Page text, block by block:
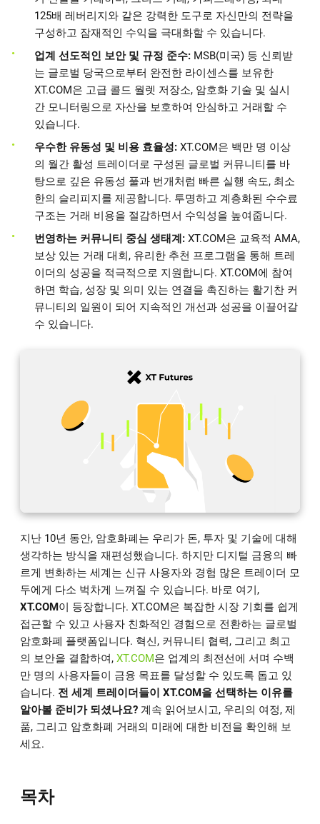
125배 레버리지와 같은 강력한 도구로 자신만의 전략을
구성하고 잠재적인 수익을 극대화할 수 있습니다.
업계 선도적인 보안 및 규정 준수: MSB(미국) 등 신뢰받
는 글로벌 당국으로부터 완전한 라이센스를 보유한
XT.COM은 고급 콜드 월렛 저장소, 암호화 기술 및 실시
간 모니터링으로 자산을 보호하여 안심하고 거래할 수
있습니다.
우수한 유동성 및 비용 효율성: XT.COM은 백만 명 이상
의 월간 활성 트레이더로 구성된 글로벌 커뮤니티를 바
탕으로 깊은 유동성 풀과 번개처럼 빠른 실행 속도, 최소
한의 슬리피지를 제공합니다. 투명하고 계층화된 수수료
구조는 거래 비용을 절감하면서 수익성을 높여줍니다.
번영하는 커뮤니티 중심 생태계: XT.COM은 교육적 AMA,
보상 있는 거래 대회, 유리한 추천 프로그램을 통해 트레
이더의 성공을 적극적으로 지원합니다. XT.COM에 참여
하면 학습, 성장 및 의미 있는 연결을 촉진하는 활기찬 커
뮤니티의 일원이 되어 지속적인 개선과 성공을 이끌어갈
수 있습니다.
지난 10년 동안, 암호화폐는 우리가 돈, 투자 및 기술에 대해
생각하는 방식을 재편성했습니다. 하지만 디지털 금융의 빠
르게 변화하는 세계는 신규 사용자와 경험 많은 트레이더 모
두에게 다소 벅차게 느껴질 수 있습니다. 바로 여기,
XT.COM이 등장합니다. XT.COM은 복잡한 시장 기회를 쉽게
접근할 수 있고 사용자 친화적인 경험으로 전환하는 글로벌
암호화폐 플랫폼입니다. 혁신, 커뮤니티 협력, 그리고 최고
의 보안을 결합하여, XT.COM은 업계의 최전선에 서며 수백
만 명의 사용자들이 금융 목표를 달성할 수 있도록 돕고 있
습니다. 전 세계 트레이더들이 XT.COM을 선택하는 이유를
알아볼 준비가 되셨나요? 계속 읽어보시고, 우리의 여정, 제
품, 그리고 암호화폐 거래의 미래에 대한 비전을 확인해 보
세요.
목차